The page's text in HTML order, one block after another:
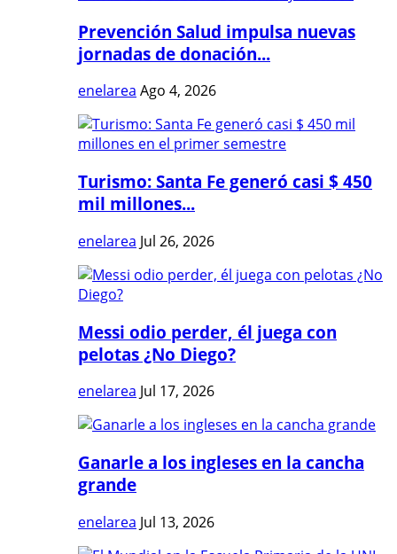
Prevención Salud impulsa nuevas
jornadas de donación...
enelarea Ago 4, 2026
Turismo: Santa Fe generó casi $ 450
mil millones...
enelarea Jul 26, 2026
Messi odio perder, él juega con
pelotas ¿No Diego?
enelarea Jul 17, 2026
Ganarle a los ingleses en la cancha
grande
enelarea Jul 13, 2026